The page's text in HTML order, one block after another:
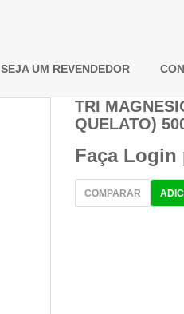
SEJA UM REVENDEDOR
TRI
QUELATO)
Faça Login
COMPARAR